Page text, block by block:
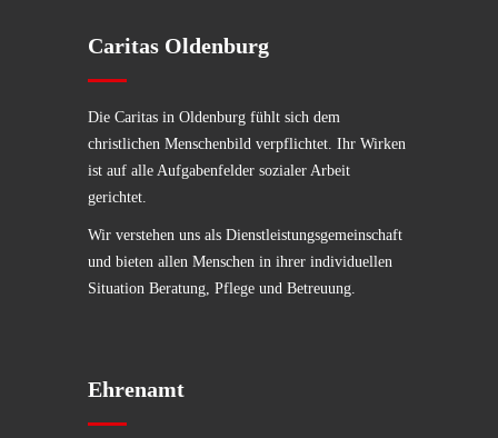
Caritas Oldenburg
Die Caritas in Oldenburg fühlt sich dem
christlichen Menschenbild verpflichtet. Ihr Wirken
ist auf alle Aufgabenfelder sozialer Arbeit
gerichtet.
Wir verstehen uns als Dienstleistungsgemeinschaft
und bieten allen Menschen in ihrer individuellen
Situation Beratung, Pflege und Betreuung.
Ehrenamt